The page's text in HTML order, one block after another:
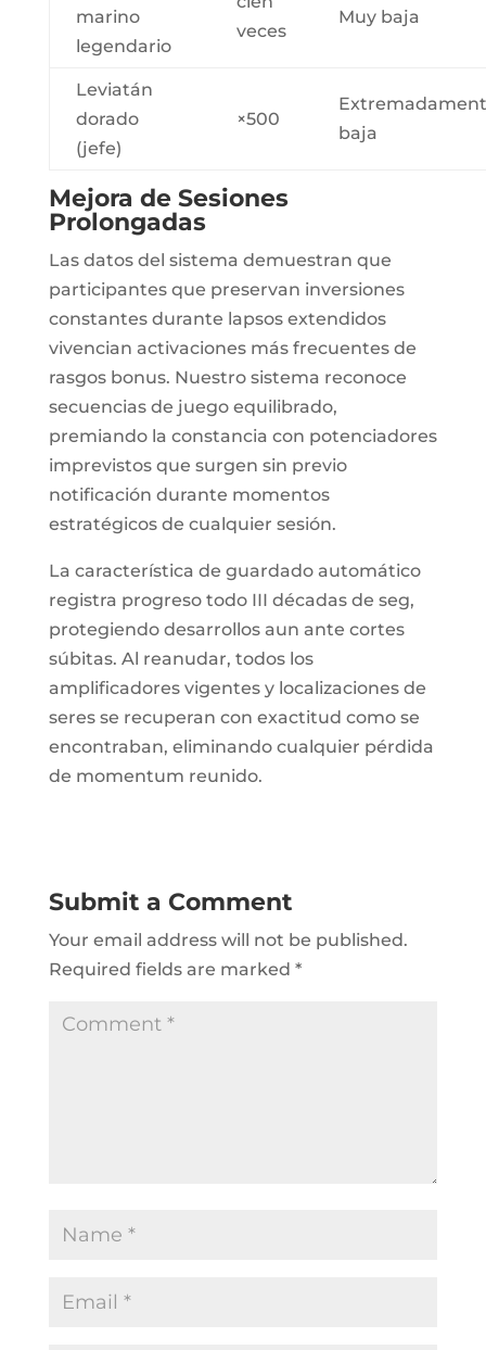
marino
legendario
veces
Muy baja
Leviatán
dorado
(jefe)
×500
baja
Mejora de Sesiones
Prolongadas
Las datos del sistema demuestran que
participantes que preservan inversiones
constantes durante lapsos extendidos
vivencian activaciones más frecuentes de
rasgos bonus. Nuestro sistema reconoce
secuencias de juego equilibrado,
premiando la constancia con potenciadores
imprevistos que surgen sin previo
notificación durante momentos
estratégicos de cualquier sesión.
La característica de guardado automático
registra progreso todo III décadas de seg,
protegiendo desarrollos aun ante cortes
súbitas. Al reanudar, todos los
amplificadores vigentes y localizaciones de
seres se recuperan con exactitud como se
encontraban, eliminando cualquier pérdida
de momentum reunido.
Submit a Comment
Your email address will not be published.
Required fields are marked *